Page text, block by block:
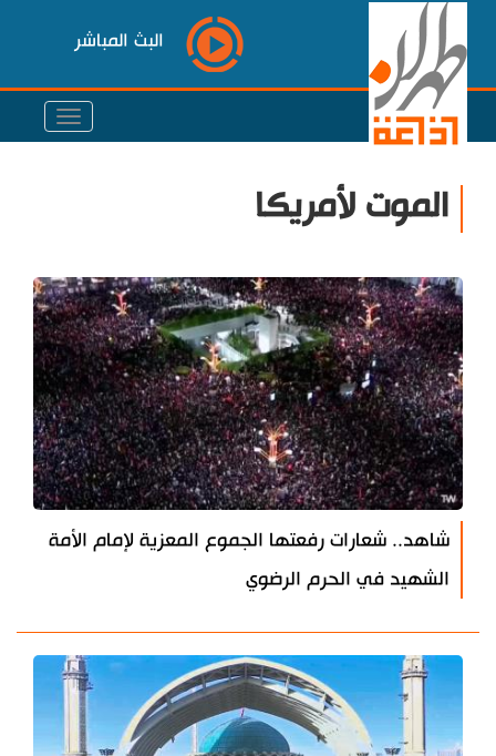
البث المباشر
الموت لأمريكا
شاهد.. شعارات رفعتها الجموع المعزية لإمام الأمة
الشهيد في الحرم الرضوي